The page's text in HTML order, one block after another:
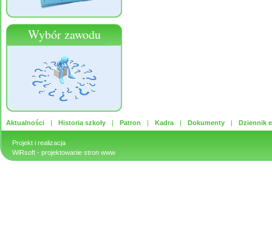
Wybór zawodu
Aktualności Historia szkoły Patron Kadra Dokumenty Dziennik
Projekt i realizacja
WiRsoft - projektowanie stron www